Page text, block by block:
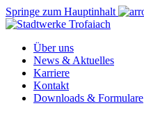
Springe zum Hauptinhalt
Über uns
News & Aktuelles
Karriere
Kontakt
Downloads & Formulare